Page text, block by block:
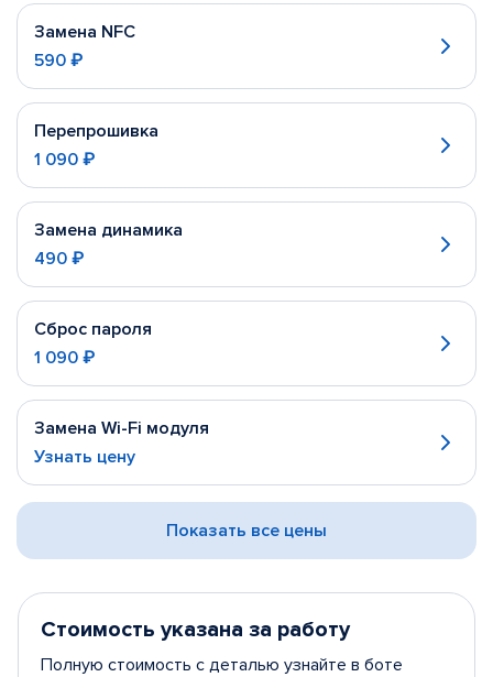
Замена NFC
590 ₽
Перепрошивка
1 090 ₽
Замена динамика
490 ₽
Сброс пароля
1 090 ₽
Замена Wi-Fi модуля
Узнать цену
Показать все цены
Стоимость указана за работу
Полную стоимость с деталью узнайте в боте